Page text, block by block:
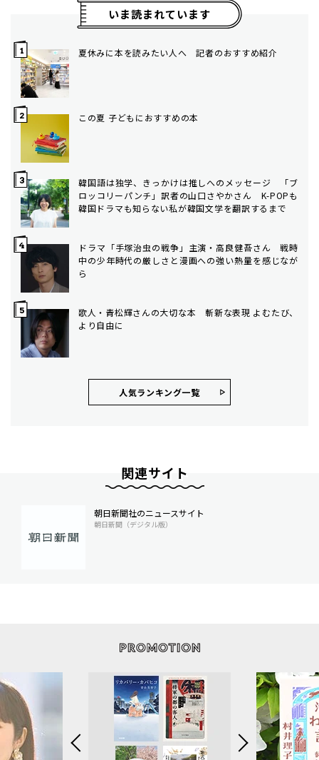
いま読まれています
夏休みに本を読みたい人へ 記者のおすすめ紹介
この夏 子どもにおすすめの本
韓国語は独学、きっかけは推しへのメッセージ 「ブ
ロッコリーパンチ」訳者の山口さやかさん K-POPも
韓国ドラマも知らない私が韓国文学を翻訳するまで
ドラマ「手塚治虫の戦争」主演・高良健吾さん 戦時
中の少年時代の厳しさと漫画への強い熱量を感じなが
ら
歌人・青松輝さんの大切な本 斬新な表現 よむたび、
より自由に
人気ランキング⼀覧
関連サイト
朝日新聞社のニュースサイト
朝日新聞（デジタル版）